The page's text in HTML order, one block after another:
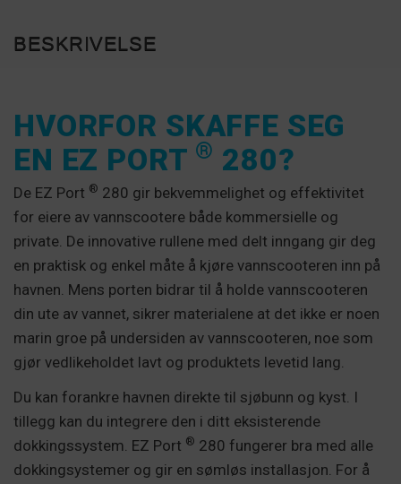
BESKRIVELSE
HVORFOR SKAFFE SEG
EN EZ PORT ® 280?
De EZ Port ® 280 gir bekvemmelighet og effektivitet
for eiere av vannscootere både kommersielle og
private. De innovative rullene med delt inngang gir deg
en praktisk og enkel måte å kjøre vannscooteren inn på
havnen. Mens porten bidrar til å holde vannscooteren
din ute av vannet, sikrer materialene at det ikke er noen
marin groe på undersiden av vannscooteren, noe som
gjør vedlikeholdet lavt og produktets levetid lang.
Du kan forankre havnen direkte til sjøbunn og kyst. I
tillegg kan du integrere den i ditt eksisterende
dokkingssystem. EZ Port ® 280 fungerer bra med alle
dokkingsystemer og gir en sømløs installasjon. For å